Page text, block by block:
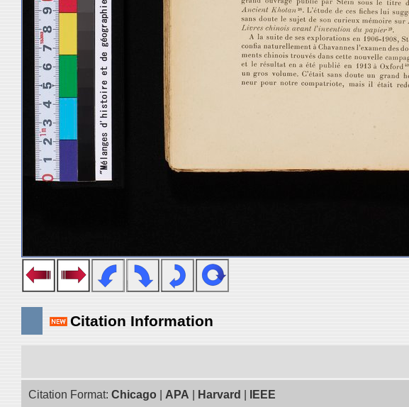
Citation Information
Citation Format: Chicago APA Harvard IEEE